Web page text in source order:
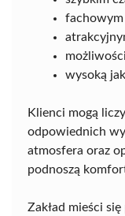
fachowym
wysoką
Klienci mogą
odpowiednich
atmosfera oraz
podnoszą
Zakład mieści